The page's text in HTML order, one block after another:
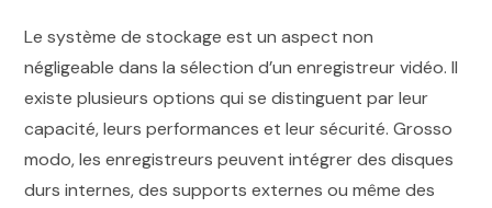
Le système de stockage est un aspect non
négligeable dans la sélection d’un enregistreur vidéo. Il
existe plusieurs options qui se distinguent par leur
capacité, leurs performances et leur sécurité. Grosso
modo, les enregistreurs peuvent intégrer des disques
durs internes, des supports externes ou même des